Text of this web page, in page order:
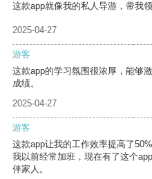
这款app就像我的私人导游，带我
2025-04-27
游客
这款app的学习氛围很浓厚，能够
成绩。
2025-04-27
游客
这款app让我的工作效率提高了
我以前经常加班，现在有了这个
伴家人。